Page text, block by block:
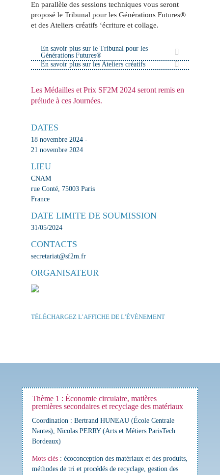
En parallèle des sessions techniques vous seront
proposé le Tribunal pour les Générations Futures®
et des Ateliers créatifs ‘écriture et collage.
En savoir plus sur le Tribunal pour les
Générations Futures®
En savoir plus sur les Ateliers créatifs
Les Médailles et Prix SF2M 2024 seront remis en
prélude à ces Journées.
DATES
18 novembre 2024 -
21 novembre 2024
LIEU
CNAM
rue Conté, 75003 Paris
France
DATE LIMITE DE SOUMISSION
31/05/2024
CONTACTS
secretariat@sf2m.fr
ORGANISATEUR
TÉLÉCHARGEZ L’AFFICHE DE L’ÉVÈNEMENT
Thème 1 : Économie circulaire, matières
premières secondaires et recyclage des matériaux
Coordination : Bertrand HUNEAU (École Centrale
Nantes), Nicolas PERRY (Arts et Métiers ParisTech
Bordeaux)
Mots clés: écoconception des matériaux et des produits,
méthodes de tri et procédés de recyclage, gestion des